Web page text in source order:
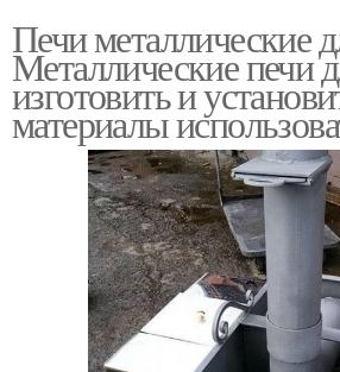
Печи металлические
Металлические печи
изготовить и
материалы